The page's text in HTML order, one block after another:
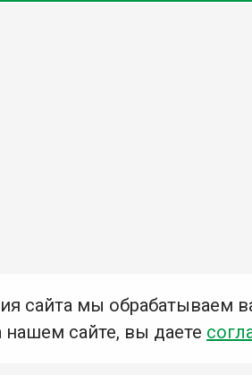
сайта мы обрабатываем
сайте, вы даете